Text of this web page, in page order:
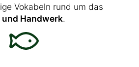
Vokabeln rund um das
und Handwerk.